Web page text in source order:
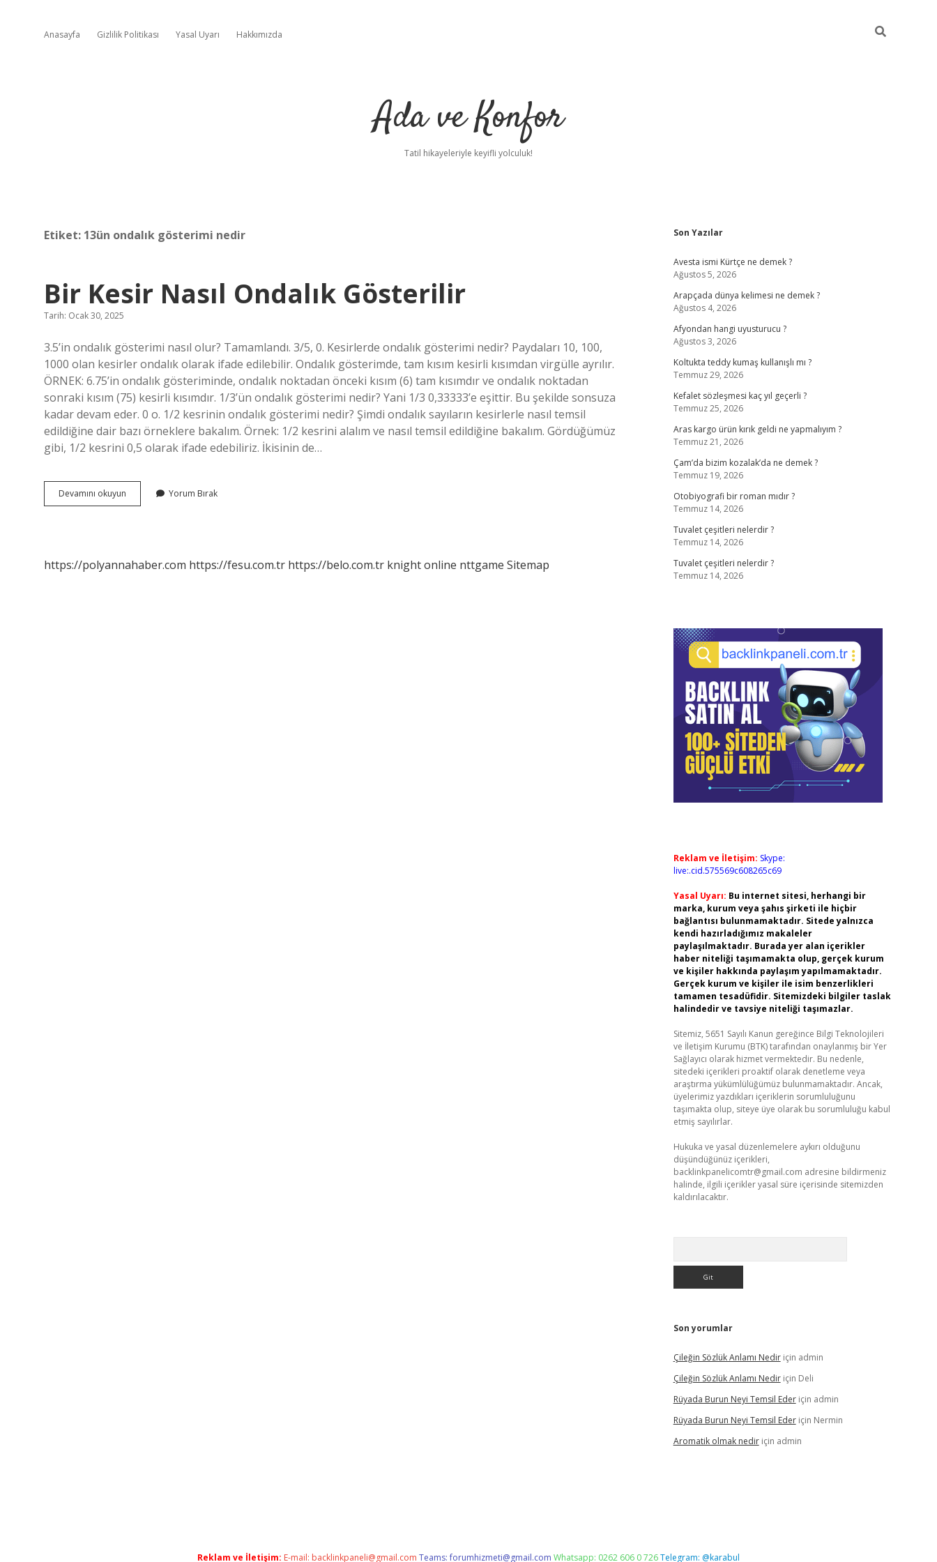
Anasayfa Gizlilik Politikası Yasal Uyarı Hakkımızda
Ada ve Konfor
Tatil hikayeleriyle keyifli yolculuk!
Etiket: 13ün ondalık gösterimi nedir
Bir Kesir Nasıl Ondalık Gösterilir
Tarih: Ocak 30, 2025
3.5’in ondalık gösterimi nasıl olur? Tamamlandı. 3/5, 0. Kesirlerde ondalık gösterimi nedir? Paydaları 10, 100,
1000 olan kesirler ondalık olarak ifade edilebilir. Ondalık gösterimde, tam kısım kesirli kısımdan virgülle ayrılır.
ÖRNEK: 6.75’in ondalık gösteriminde, ondalık noktadan önceki kısım (6) tam kısımdır ve ondalık noktadan
sonraki kısım (75) kesirli kısımdır. 1/3’ün ondalık gösterimi nedir? Yani 1/3 0,33333’e eşittir. Bu şekilde sonsuza
kadar devam eder. 0 o. 1/2 kesrinin ondalık gösterimi nedir? Şimdi ondalık sayıların kesirlerle nasıl temsil
edildiğine dair bazı örneklere bakalım. Örnek: 1/2 kesrini alalım ve nasıl temsil edildiğine bakalım. Gördüğümüz
gibi, 1/2 kesrini 0,5 olarak ifade edebiliriz. İkisinin de…
Devamını okuyun
Kesir
Yorum Bırak
https://polyannahaber.com https://fesu.com.tr https://belo.com.tr knight online nttgame Sitemap
Sidebar
Son Yazılar
Avesta ismi Kürtçe ne demek ?
Ağustos 5, 2026
Arapçada dünya kelimesi ne demek ?
Ağustos 4, 2026
Afyondan hangi uyusturucu ?
Ağustos 3, 2026
Koltukta teddy kumaş kullanışlı mı ?
Temmuz 29, 2026
Kefalet sözleşmesi kaç yıl geçerli ?
Temmuz 25, 2026
Aras kargo ürün kırık geldi ne yapmalıyım ?
Temmuz 21, 2026
Çam’da bizim kozalak’da ne demek ?
Temmuz 19, 2026
Otobiyografi bir roman mıdır ?
Temmuz 14, 2026
Tuvalet çeşitleri nelerdir ?
Temmuz 14, 2026
Tuvalet çeşitleri nelerdir ?
Temmuz 14, 2026
Reklam ve İletişim: Skype:
live:.cid.575569c608265c69
Yasal Uyarı: Bu internet sitesi, herhangi bir
marka, kurum veya şahıs şirketi ile hiçbir
bağlantısı bulunmamaktadır. Sitede yalnızca
kendi hazırladığımız makaleler
paylaşılmaktadır. Burada yer alan içerikler
haber niteliği taşımamakta olup, gerçek kurum
ve kişiler hakkında paylaşım yapılmamaktadır.
Gerçek kurum ve kişiler ile isim benzerlikleri
tamamen tesadüfidir. Sitemizdeki bilgiler taslak
halindedir ve tavsiye niteliği taşımazlar.
Sitemiz, 5651 Sayılı Kanun gereğince Bilgi Teknolojileri
ve İletişim Kurumu (BTK) tarafından onaylanmış bir Yer
Sağlayıcı olarak hizmet vermektedir. Bu nedenle,
sitedeki içerikleri proaktif olarak denetleme veya
araştırma yükümlülüğümüz bulunmamaktadır. Ancak,
üyelerimiz yazdıkları içeriklerin sorumluluğunu
taşımakta olup, siteye üye olarak bu sorumluluğu kabul
etmiş sayılırlar.
Hukuka ve yasal düzenlemelere aykırı olduğunu
düşündüğünüz içerikleri,
backlinkpanelicomtr@gmail.com adresine bildirmeniz
halinde, ilgili içerikler yasal süre içerisinde sitemizden
kaldırılacaktır.
Son yorumlar
Çileğin Sözlük Anlamı Nediriçin admin
Çileğin Sözlük Anlamı Nediriçin Deli
Rüyada Burun Neyi Temsil Ederiçin admin
Rüyada Burun Neyi Temsil Ederiçin Nermin
Aromatik olmak nediriçin admin
Reklam ve İletişim: E-mail: backlinkpaneli@gmail.com Teams:forumhizmeti@gmail.com Whatsapp: 0262 606 0 726Telegram: @karabul